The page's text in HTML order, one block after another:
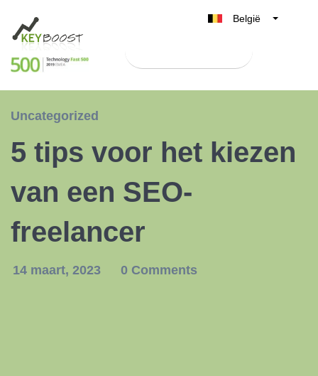
België
Nederland
España
Uncategorized
5 tips voor het kiezen
van een SEO-
freelancer
14 maart, 2023 0 Comments